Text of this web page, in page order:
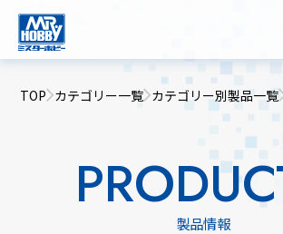
TOP カテゴリー一覧 カテゴリー別製品一覧
製品情報